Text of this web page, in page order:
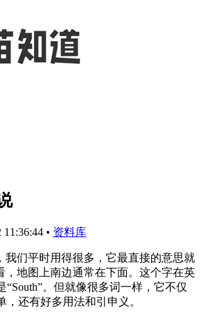
11:36:44 • 资料库
我们平时用得很多，它最直接的意思就
，地图上南边通常在下面。这个字在英
。但就像很多词一样，它不仅
还有好多用法和引申义。